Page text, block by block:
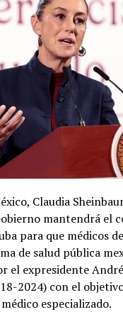
Claudia
mantendrá el
para que médicos
de salud pública
el expresidente
2024) con el
especializado.